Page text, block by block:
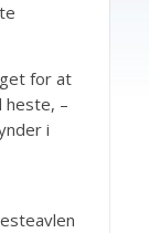
for at
–
i